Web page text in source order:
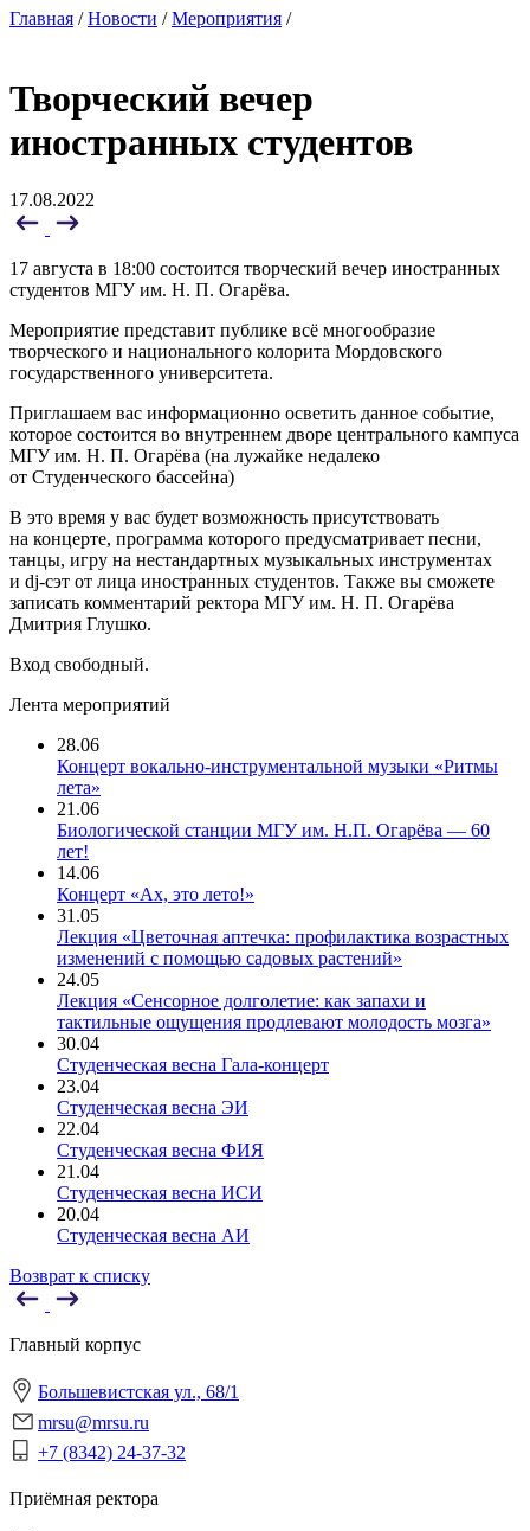
Главная /Новости /Мероприятия /
Творческий вечер
иностранных студентов
17.08.2022
17 августа в 18:00 состоится творческий вечер иностранных
студентов МГУ им. Н. П. Огарёва.
Мероприятие представит публике всё многообразие
творческого и национального колорита Мордовского
государственного университета.
Приглашаем вас информационно осветить данное событие,
которое состоится во внутреннем дворе центрального кампуса
МГУ им. Н. П. Огарёва (на лужайке недалеко
от Студенческого бассейна)
В это время у вас будет возможность присутствовать
на концерте, программа которого предусматривает песни,
танцы, игру на нестандартных музыкальных инструментах
и dj-сэт от лица иностранных студентов. Также вы сможете
записать комментарий ректора МГУ им. Н. П. Огарёва
Дмитрия Глушко.
Вход свободный.
Лента мероприятий
28.06
Концерт вокально-инструментальной музыки «Ритмы
лета»
21.06
Биологической станции МГУ им. Н.П. Огарёва — 60
лет!
14.06
Концерт «Ах, это лето!»
31.05
Лекция «Цветочная аптечка: профилактика возрастных
изменений с помощью садовых растений»
24.05
Лекция «Сенсорное долголетие: как запахи и
тактильные ощущения продлевают молодость мозга»
30.04
Студенческая весна Гала-концерт
23.04
Студенческая весна ЭИ
22.04
Студенческая весна ФИЯ
21.04
Студенческая весна ИСИ
20.04
Студенческая весна АИ
Возврат к списку
Главный корпус
Большевистская ул., 68/1
mrsu@mrsu.ru
+7 (8342) 24-37-32
Приёмная ректора